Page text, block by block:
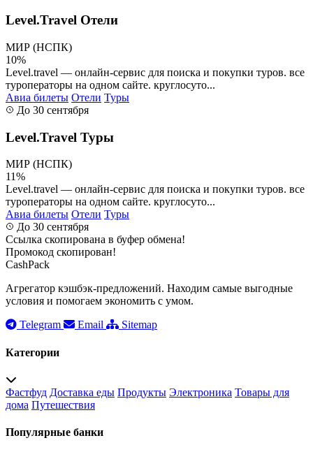
Level.Travel Отели
МИР (НСПК)
10%
Level.travel — онлайн-сервис для поиска и покупки туров. все
туроператоры на одном сайте. круглосуто...
Авиа билеты Отели Туры
До 30 сентября
Level.Travel Туры
МИР (НСПК)
11%
Level.travel — онлайн-сервис для поиска и покупки туров. все
туроператоры на одном сайте. круглосуто...
Авиа билеты Отели Туры
До 30 сентября
Ссылка скопирована в буфер обмена!
Промокод скопирован!
CashPack
Агрегатор кэшбэк-предложений. Находим самые выгодные
условия и помогаем экономить с умом.
Telegram
Email Sitemap
Категории
Фастфуд Доставка еды Продукты Электроника Товары для
дома Путешествия
Популярные банки